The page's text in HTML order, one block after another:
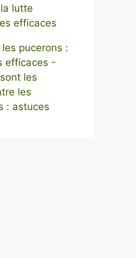
lutte
efficaces
pucerons :
efficaces -
les
les
: astuces